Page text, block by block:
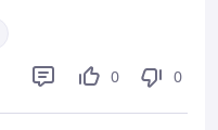
0 0